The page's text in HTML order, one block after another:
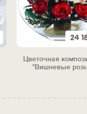
24
Цветочная
"Вишневые